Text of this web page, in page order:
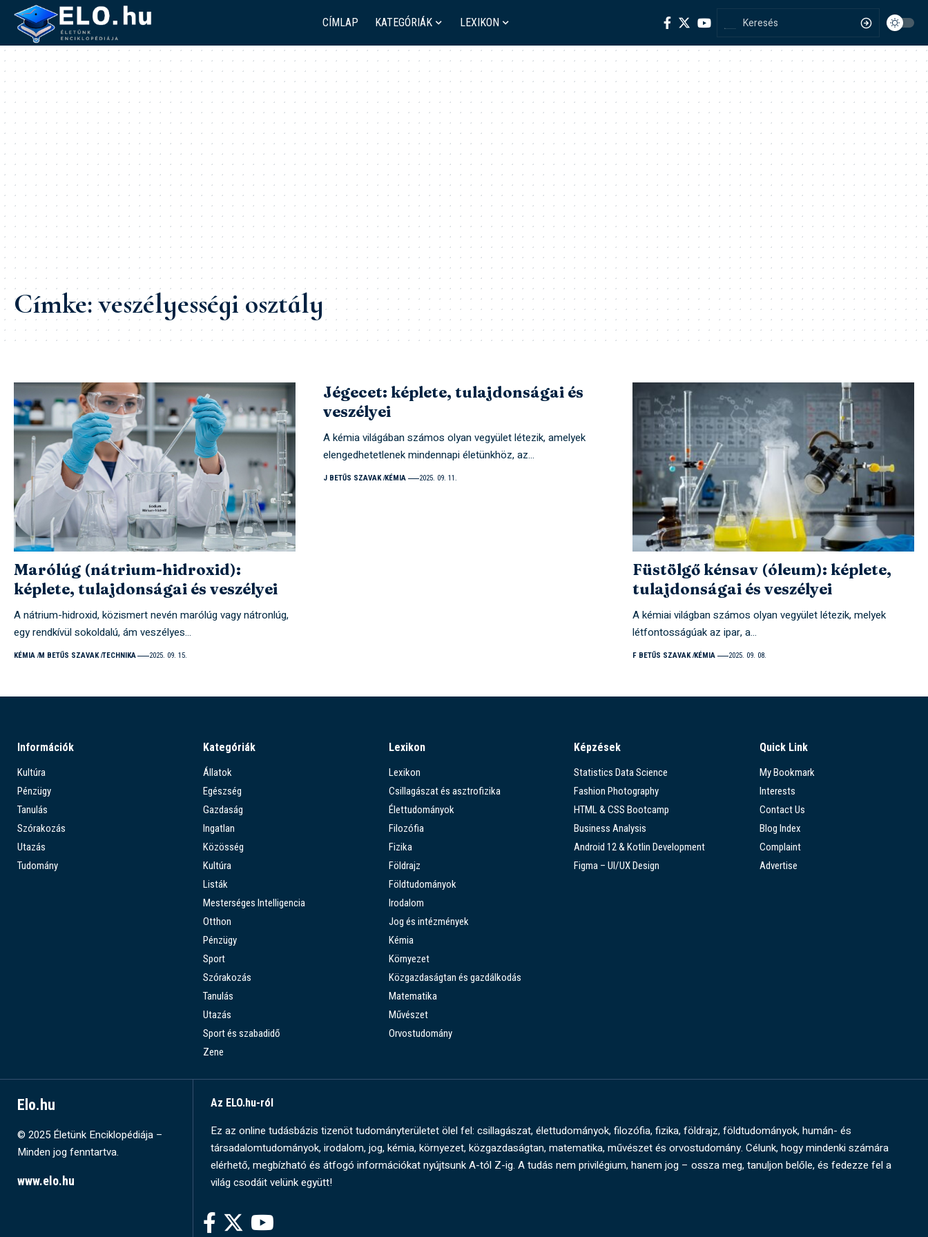
CÍMLAP KATEGÓRIÁK LEXIKON
Címke:veszélyességi osztály
Marólúg (nátrium-hidroxid):
képlete, tulajdonságai és veszélyei
A nátrium-hidroxid, közismert nevén marólúg vagy nátronlúg,
egy rendkívül sokoldalú, ám veszélyes…
KÉMIA M BETŰS SZAVAK TECHNIKA 2025. 09. 15.
Jégecet: képlete, tulajdonságai és
veszélyei
A kémia világában számos olyan vegyület létezik, amelyek
elengedhetetlenek mindennapi életünkhöz, az…
J BETŰS SZAVAK KÉMIA 2025. 09. 11.
Füstölgő kénsav (óleum): képlete,
tulajdonságai és veszélyei
A kémiai világban számos olyan vegyület létezik, melyek
létfontosságúak az ipar, a…
F BETŰS SZAVAK KÉMIA 2025. 09. 08.
Információk
Kultúra
Pénzügy
Tanulás
Szórakozás
Utazás
Tudomány
Kategóriák
Állatok
Egészség
Gazdaság
Ingatlan
Közösség
Kultúra
Listák
Mesterséges Intelligencia
Otthon
Pénzügy
Sport
Szórakozás
Tanulás
Utazás
Sport és szabadidő
Zene
Lexikon
Lexikon
Csillagászat és asztrofizika
Élettudományok
Filozófia
Fizika
Földrajz
Földtudományok
Irodalom
Jog és intézmények
Kémia
Környezet
Közgazdaságtan és gazdálkodás
Matematika
Művészet
Orvostudomány
Képzések
Statistics Data Science
Fashion Photography
HTML & CSS Bootcamp
Business Analysis
Android 12 & Kotlin Development
Figma – UI/UX Design
Quick Link
My Bookmark
Interests
Contact Us
Blog Index
Complaint
Advertise
Elo.hu
© 2025 Életünk Enciklopédiája –
Minden jog fenntartva.
www.elo.hu
Az ELO.hu-ról
Ez az online tudásbázis tizenöt tudományterületet ölel fel: csillagászat, élettudományok, filozófia, fizika, földrajz, földtudományok, humán- és
társadalomtudományok, irodalom, jog, kémia, környezet, közgazdaságtan, matematika, művészet és orvostudomány. Célunk, hogy mindenki számára
elérhető, megbízható és átfogó információkat nyújtsunk A-tól Z-ig. A tudás nem privilégium, hanem jog – ossza meg, tanuljon belőle, és fedezze fel a
világ csodáit velünk együtt!